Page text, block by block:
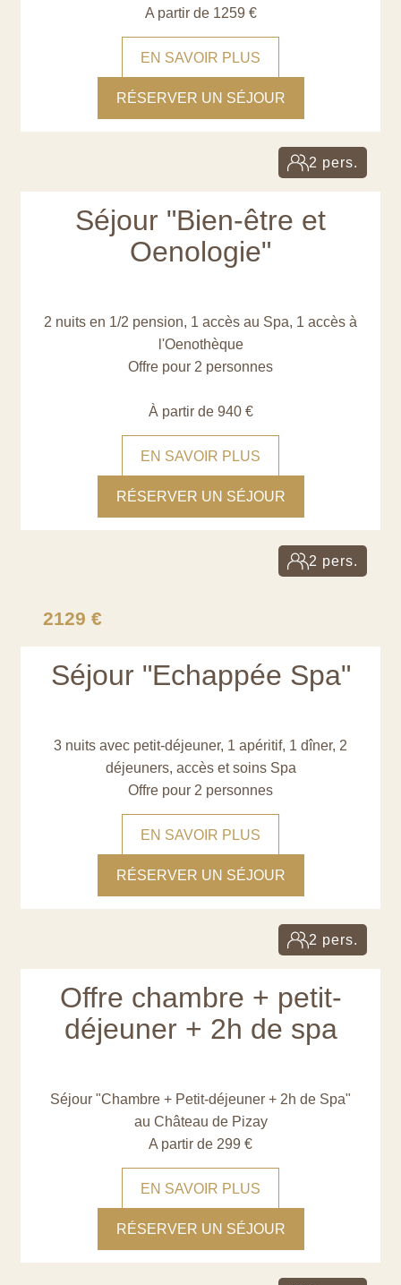
A partir de 1259 €
EN SAVOIR PLUS
RÉSERVER UN SÉJOUR
2 pers.
Séjour "Bien-être et
Oenologie"
2 nuits en 1/2 pension, 1 accès au Spa, 1 accès à
l'Oenothèque
Offre pour 2 personnes
À partir de 940 €
EN SAVOIR PLUS
RÉSERVER UN SÉJOUR
2 pers.
2129 €
Séjour "Echappée Spa"
3 nuits avec petit-déjeuner, 1 apéritif, 1 dîner, 2
déjeuners, accès et soins Spa
Offre pour 2 personnes
EN SAVOIR PLUS
RÉSERVER UN SÉJOUR
2 pers.
Offre chambre + petit-
déjeuner + 2h de spa
Séjour "Chambre + Petit-déjeuner + 2h de Spa"
au Château de Pizay
A partir de 299 €
EN SAVOIR PLUS
RÉSERVER UN SÉJOUR